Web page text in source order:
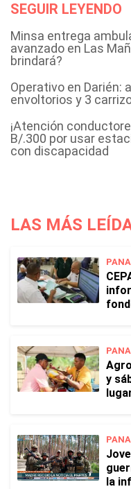
SEGUIR LEYENDO
Minsa entrega
avanzado en Las
brindará?
Operativo en Darién:
envoltorios y 3
¡Atención
B/.300 por usar
con discapacidad
LAS MÁS
y
la